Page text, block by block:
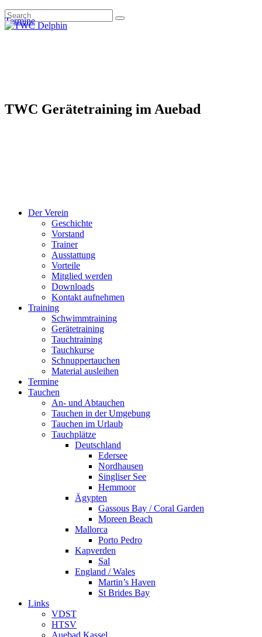
Termine
TWC Gerätetraining im Auebad
Der Verein
Geschichte
Vorstand
Trainer
Ausstattung
Vorteile
Mitglied werden
Downloads
Kontakt aufnehmen
Training
Schwimmtraining
Gerätetraining
Tauchtraining
Tauchkurse
Schnuppertauchen
Material ausleihen
Termine
Tauchen
An- und Abtauchen
Tauchen in der Umgebung
Tauchen im Urlaub
Tauchplätze
Deutschland
Edersee
Nordhausen
Singliser See
Hemmoor
Ägypten
Gassous Bay / Coral Garden
Moreen Beach
Mallorca
Porto Pedro
Kapverden
Sal
England / Wales
Martin’s Haven
St Brides Bay
Links
VDST
HTSV
Auebad Kassel